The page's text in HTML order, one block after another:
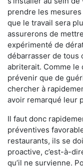
prendre les
que le travail sera
assurerons de
expérimenté de
débarrasser de tous
abriterait. Comme le
prévenir que de
chercher à
avoir remarqué leur
Il faut donc
préventives
restaurants, ils se
proactive, c’est-à-
qu’il ne survienne.